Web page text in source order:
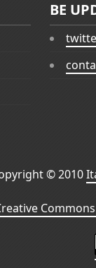
BE
© 2010